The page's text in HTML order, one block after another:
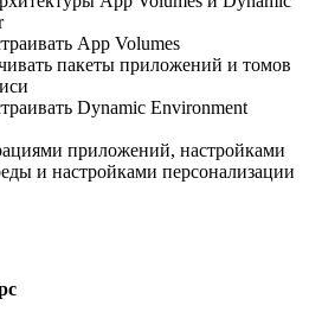
App Volumes
пакеты приложений и томов
Dynamic Environment
приложений, настройками
и настройками персонализации